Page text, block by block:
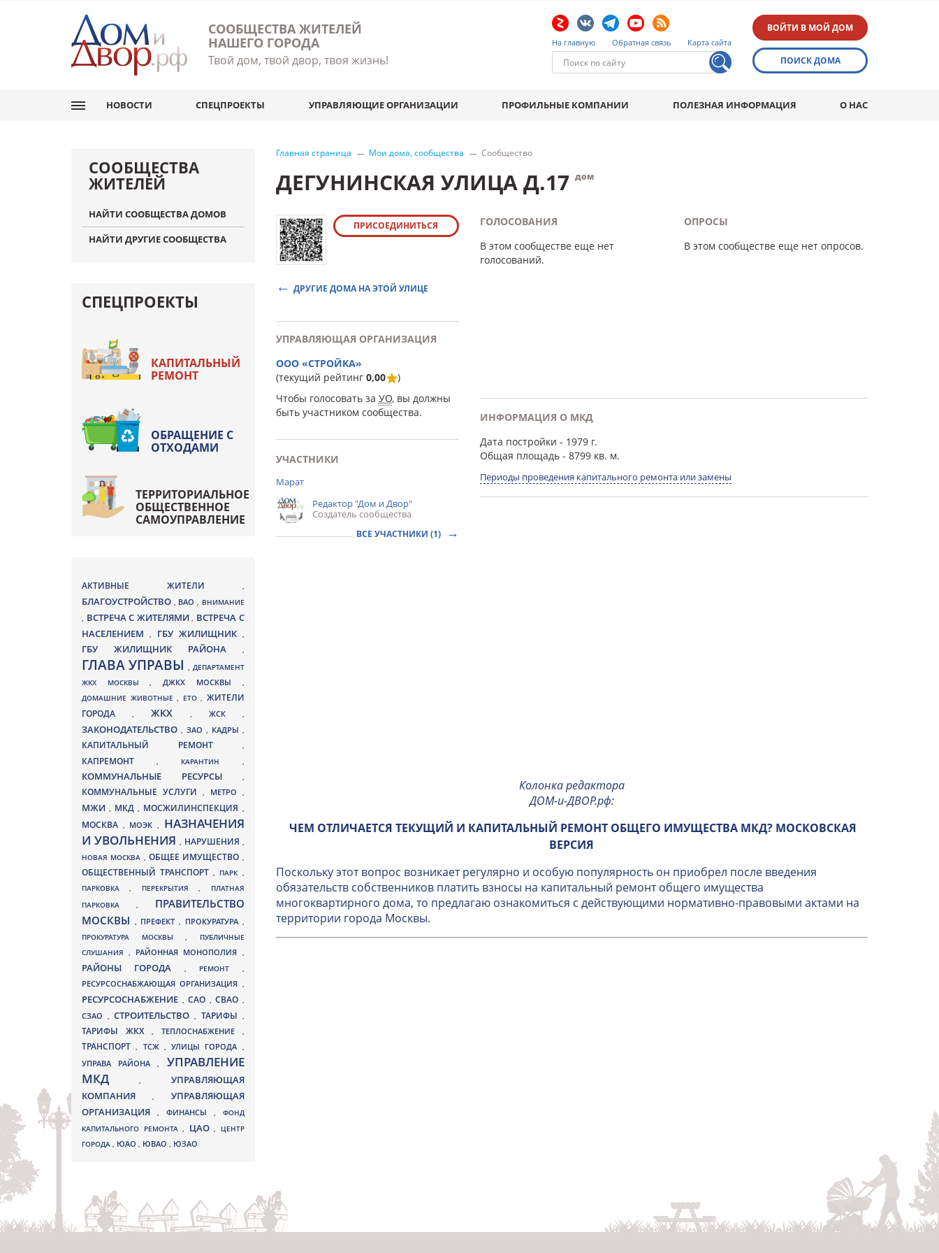
СООБЩЕСТВА ЖИТЕЛЕЙ
НАШЕГО ГОРОДА
Твой дом, твой двор, твоя жизнь!
На главную Обратная связь Карта сайта
ВОЙТИ В МОЙ ДОМ
ПОИСК ДОМА
НОВОСТИ СПЕЦПРОЕКТЫ УПРАВЛЯЮЩИЕ ОРГАНИЗАЦИИ ПРОФИЛЬНЫЕ КОМПАНИИ ПОЛЕЗНАЯ ИНФОРМАЦИЯ О НАС
Главная страница Мои дома, сообщества Сообщество
ДЕГУНИНСКАЯ УЛИЦА Д.17 дом
ПРИСОЕДИНИТЬСЯ
ДРУГИЕ ДОМА НА ЭТОЙ УЛИЦЕ
УПРАВЛЯЮЩАЯ ОРГАНИЗАЦИЯ
ООО «СТРОЙКА»
(текущий рейтинг 0,00
)
Чтобы голосовать за УО, вы должны
быть участником сообщества.
УЧАСТНИКИ
Марат
Редактор "Дом и Двор"
Создатель сообщества
ВСЕ УЧАСТНИКИ (1)
ГОЛОСОВАНИЯ
В этом сообществе еще нет
голосований.
ОПРОСЫ
В этом сообществе еще нет опросов.
ИНФОРМАЦИЯ О МКД
Дата постройки - 1979 г.
Общая площадь- 8799 кв. м.
Периоды проведения капитального ремонта или замены
Колонка редактора
ДОМ-и-ДВОР.рф:
ЧЕМ ОТЛИЧАЕТСЯ ТЕКУЩИЙ И КАПИТАЛЬНЫЙ РЕМОНТ ОБЩЕГО ИМУЩЕСТВА МКД? МОСКОВСКАЯ
ВЕРСИЯ
Поскольку этот вопрос возникает регулярно и особую популярность он приобрел после введения
обязательств собственников платить взносы на капитальный ремонт общего имущества
многоквартирного дома, то предлагаю ознакомиться с действующими нормативно-правовыми актами на
территории города Москвы.
СООБЩЕСТВА
ЖИТЕЛЕЙ
НАЙТИ СООБЩЕСТВА ДОМОВ
НАЙТИ ДРУГИЕ СООБЩЕСТВА
СПЕЦПРОЕКТЫ
КАПИТАЛЬНЫЙ
РЕМОНТ
ОБРАЩЕНИЕ С
ОТХОДАМИ
ТЕРРИТОРИАЛЬНОЕ
ОБЩЕСТВЕННОЕ
САМОУПРАВЛЕНИЕ
АКТИВНЫЕ ЖИТЕЛИ ,
БЛАГОУСТРОЙСТВО , ВАО , ВНИМАНИЕ
, ВСТРЕЧА С ЖИТЕЛЯМИ, ВСТРЕЧА С
НАСЕЛЕНИЕМ
, ГБУ ЖИЛИЩНИК ,
ГБУ ЖИЛИЩНИК РАЙОНА ,
ГЛАВА УПРАВЫ, ДЕПАРТАМЕНТ
ЖКХ МОСКВЫ,ДЖКХ МОСКВЫ ,
ДОМАШНИЕ ЖИВОТНЫЕ , ЕТО , ЖИТЕЛИ
ГОРОДА
, ЖКХ , ЖСК ,
ЗАКОНОДАТЕЛЬСТВО , ЗАО , КАДРЫ ,
КАПИТАЛЬНЫЙ РЕМОНТ ,
КАПРЕМОНТ , КАРАНТИН ,
КОММУНАЛЬНЫЕ РЕСУРСЫ ,
КОММУНАЛЬНЫЕ УСЛУГИ , МЕТРО ,
МЖИ, МКД , МОСЖИЛИНСПЕКЦИЯ ,
МОСКВА , МОЭК ,
НАЗНАЧЕНИЯ
И УВОЛЬНЕНИЯ , НАРУШЕНИЯ ,
НОВАЯ МОСКВА , ОБЩЕЕ ИМУЩЕСТВО ,
ОБЩЕСТВЕННЫЙ ТРАНСПОРТ, ПАРК ,
ПАРКОВКА, ПЕРЕКРЫТИЯ,
ПЛАТНАЯ
ПАРКОВКА ,
ПРАВИТЕЛЬСТВО
МОСКВЫ , ПРЕФЕКТ, ПРОКУРАТУРА ,
ПРОКУРАТУРА МОСКВЫ ,
ПУБЛИЧНЫЕ
СЛУШАНИЯ, РАЙОННАЯ МОНОПОЛИЯ ,
РАЙОНЫ ГОРОДА , РЕМОНТ ,
РЕСУРСОСНАБЖАЮЩАЯ ОРГАНИЗАЦИЯ ,
РЕСУРСОСНАБЖЕНИЕ , САО , СВАО ,
СЗАО ,СТРОИТЕЛЬСТВО, ТАРИФЫ ,
ТАРИФЫ ЖКХ , ТЕПЛОСНАБЖЕНИЕ ,
ТРАНСПОРТ, ТСЖ , УЛИЦЫ ГОРОДА ,
УПРАВА РАЙОНА, УПРАВЛЕНИЕ
МКД, УПРАВЛЯЮЩАЯ
КОМПАНИЯ
, УПРАВЛЯЮЩАЯ
ОРГАНИЗАЦИЯ
, ФИНАНСЫ , ФОНД
КАПИТАЛЬНОГО РЕМОНТА , ЦАО ,
ЦЕНТР
ГОРОДА , ЮАО , ЮВАО , ЮЗАО